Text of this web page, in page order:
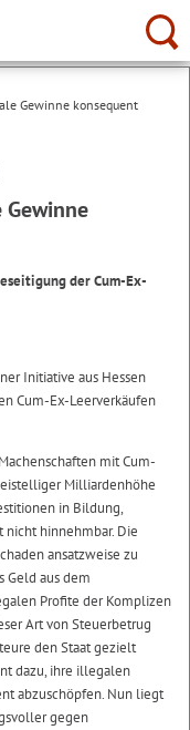
Gewinne konsequent
der Cum-Ex-
Initiative aus Hessen
Cum-Ex-Leerverkäufen
mit Cum-
Milliardenhöhe
in Bildung,
nicht hinnehmbar. Die
ansatzweise zu
Geld aus dem
Profite der Komplizen
Art von Steuerbetrug
den Staat gezielt
dazu, ihre illegalen
abzuschöpfen. Nun liegt
gegen